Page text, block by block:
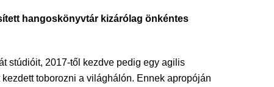
hangoskönyvtár kizárólag önkéntes
stúdióit, 2017-től kezdve pedig egy agilis
toborozni a világhálón. Ennek apropóján